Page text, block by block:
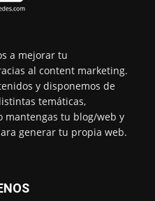
a mejorar tu
al content marketing.
y disponemos de
temáticas,
mantengas tu blog/web y
generar tu propia web.